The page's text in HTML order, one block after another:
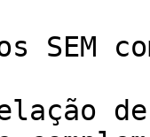
SEM
de